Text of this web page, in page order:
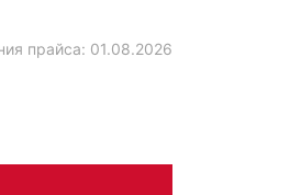
прайса: 01.08.2026